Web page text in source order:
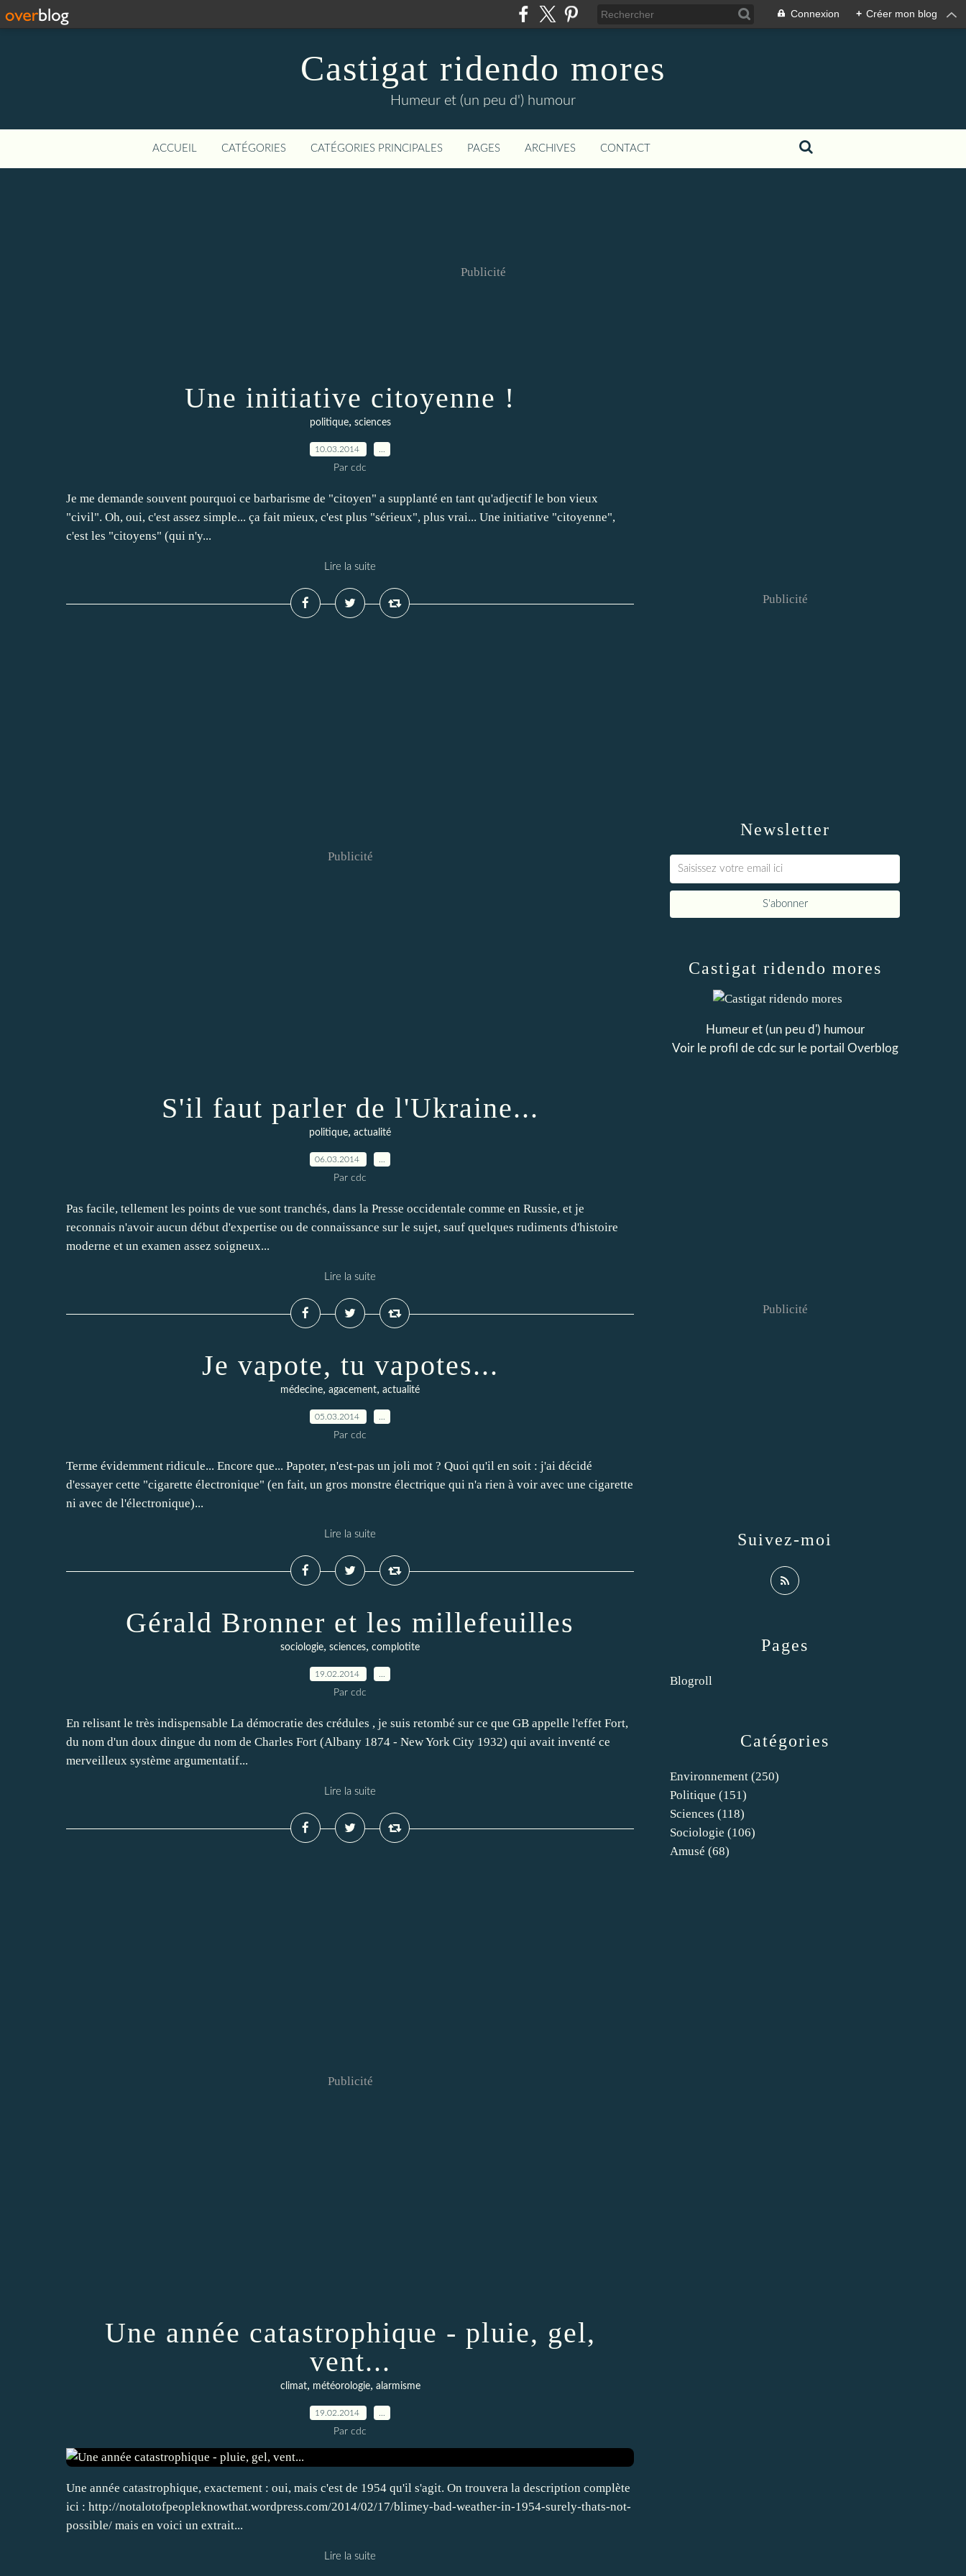
Connexion + Créer mon blog
Castigat ridendo mores
Humeur et (un peu d') humour
ACCUEIL CATÉGORIES CATÉGORIES PRINCIPALES PAGES ARCHIVES CONTACT
Publicité
Une initiative citoyenne !
politique, sciences
10.03.2014
Par cdc
Je me demande souvent pourquoi ce barbarisme de "citoyen" a supplanté en tant qu'adjectif le bon vieux
"civil". Oh, oui, c'est assez simple... ça fait mieux, c'est plus "sérieux", plus vrai... Une initiative "citoyenne",
c'est les "citoyens" (qui n'y...
Lire la suite
Publicité
S'il faut parler de l'Ukraine...
politique, actualité
06.03.2014
Par cdc
Pas facile, tellement les points de vue sont tranchés, dans la Presse occidentale comme en Russie, et je
reconnais n'avoir aucun début d'expertise ou de connaissance sur le sujet, sauf quelques rudiments d'histoire
moderne et un examen assez soigneux...
Lire la suite
Je vapote, tu vapotes...
médecine, agacement, actualité
05.03.2014
Par cdc
Terme évidemment ridicule... Encore que... Papoter, n'est-pas un joli mot ? Quoi qu'il en soit : j'ai décidé
d'essayer cette "cigarette électronique" (en fait, un gros monstre électrique qui n'a rien à voir avec une cigarette
ni avec de l'électronique)...
Lire la suite
Gérald Bronner et les millefeuilles
sociologie, sciences, complotite
19.02.2014
Par cdc
En relisant le très indispensable La démocratie des crédules , je suis retombé sur ce que GB appelle l'effet Fort,
du nom d'un doux dingue du nom de Charles Fort (Albany 1874 - New York City 1932) qui avait inventé ce
merveilleux système argumentatif...
Lire la suite
Publicité
Une année catastrophique - pluie, gel,
vent...
climat, météorologie, alarmisme
19.02.2014
Par cdc
Une année catastrophique, exactement : oui, mais c'est de 1954 qu'il s'agit. On trouvera la description complète
ici : http://notalotofpeopleknowthat.wordpress.com/2014/02/17/blimey-bad-weather-in-1954-surely-thats-not-
possible/ mais en voici un extrait...
Lire la suite
Newsletter
Publicité
Catégories
Environnement (250)
Politique (151)
Sciences (118)
Sociologie (106)
Amusé (68)
Pages
Blogroll
Castigat ridendo mores
Humeur et (un peu d') humour
Voir le profil de cdcsur le portail Overblog
Suivez-moi
Publicité